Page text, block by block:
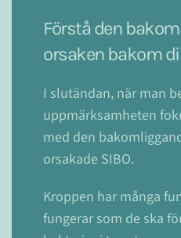
Förstå den
orsaken bakom
I slutändan, när man
uppmärksamheten
med den
orsakade SIBO.
Kroppen har många
fungerar som de ska